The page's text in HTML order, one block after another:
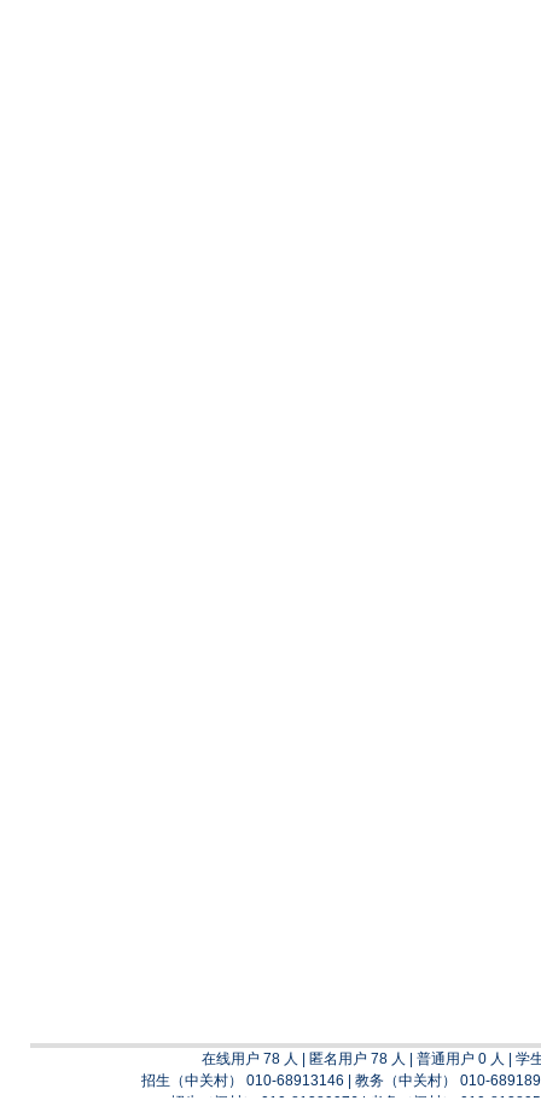
在线用户 78 人 | 匿名用户 78 人 | 普通用户 0 人 | 学
招生（中关村） 010-68913146 | 教务（中关村） 010-
招生（阎村） 010-81389976 | 考务（阎村） 010-